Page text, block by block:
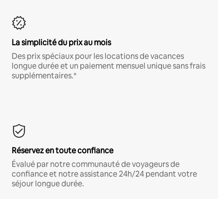
La simplicité du prix au mois
Des prix spéciaux pour les locations de vacances
longue durée et un paiement mensuel unique sans frais
supplémentaires.*
Réservez en toute confiance
Évalué par notre communauté de voyageurs de
confiance et notre assistance 24h/24 pendant votre
séjour longue durée.